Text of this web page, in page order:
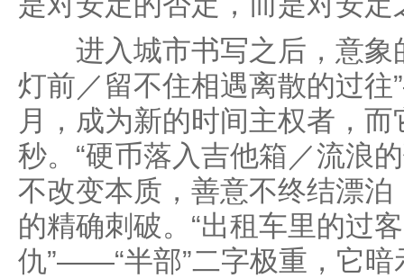
进入城市书写之后，意象
灯前／留不住相遇离散的过
月，成为新的时间主权者，
秒。“硬币落入吉他箱／流浪
不改变本质，善意不终结漂
的精确刺破。“出租车里的过
仇”——“半部”二字极重，它暗